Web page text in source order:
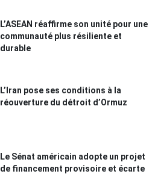
L’ASEAN réaffirme son unité pour une
communauté plus résiliente et
durable
L’Iran pose ses conditions à la
réouverture du détroit d’Ormuz
Le Sénat américain adopte un projet
de financement provisoire et écarte